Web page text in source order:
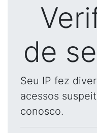
de
Seu IP fez
acessos
conosco.